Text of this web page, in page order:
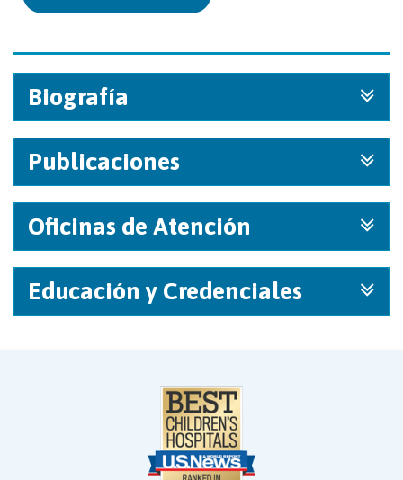
Biografía
Publicaciones
Oficinas de Atención
Educación y Credenciales